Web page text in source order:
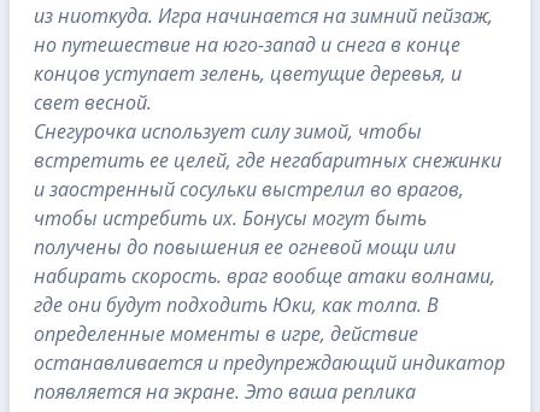
из ниоткуда. Игра начинается на зимний пейзаж,
но путешествие на юго-запад и снега в конце
концов уступает зелень, цветущие деревья, и
свет весной.
Снегурочка использует силу зимой, чтобы
встретить ее целей, где негабаритных снежинки
и заостренный сосульки выстрелил во врагов,
чтобы истребить их. Бонусы могут быть
получены до повышения ее огневой мощи или
набирать скорость. враг вообще атаки волнами,
где они будут подходить Юки, как толпа. В
определенные моменты в игре, действие
останавливается и предупреждающий индикатор
появляется на экране. Это ваша реплика